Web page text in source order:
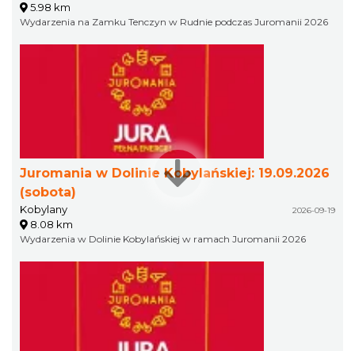
5.98 km
Wydarzenia na Zamku Tenczyn w Rudnie podczas Juromanii 2026
Juromania w Dolinie Kobylańskiej: 19.09.2026
(sobota)
Kobylany 2026-09-19
8.08 km
Wydarzenia w Dolinie Kobylańskiej w ramach Juromanii 2026